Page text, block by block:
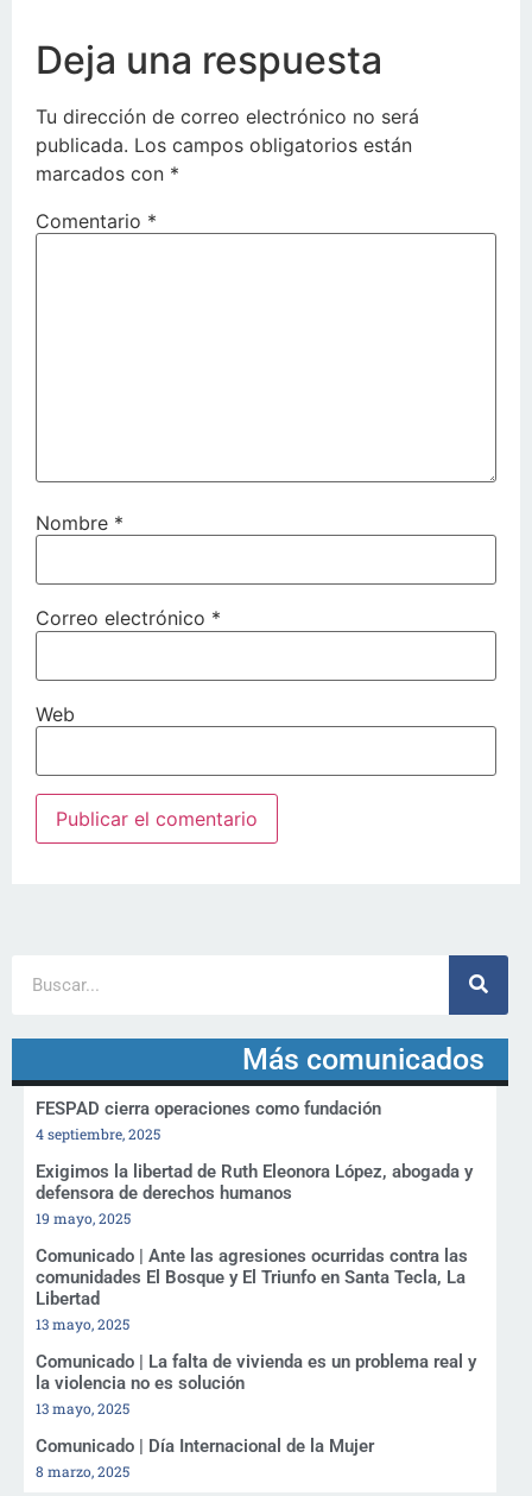
Deja una respuesta
Tu dirección de correo electrónico no será
publicada. Los campos obligatorios están
marcados con *
Comentario *
Nombre *
Correo electrónico *
Web
Más comunicados
FESPAD cierra operaciones como fundación
4 septiembre, 2025
Exigimos la libertad de Ruth Eleonora López, abogada y
defensora de derechos humanos
19 mayo, 2025
Comunicado | Ante las agresiones ocurridas contra las
comunidades El Bosque y El Triunfo en Santa Tecla, La
Libertad
13 mayo, 2025
Comunicado | La falta de vivienda es un problema real y
la violencia no es solución
13 mayo, 2025
Comunicado | Día Internacional de la Mujer
8 marzo, 2025